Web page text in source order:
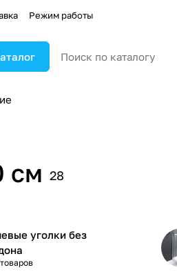
Режим работы
см 28
уголки без